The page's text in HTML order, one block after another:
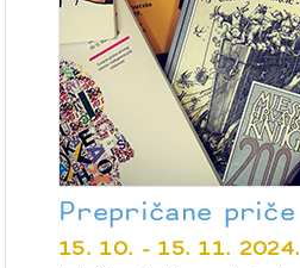
Prepričane priče
15. 10. - 15. 11. 2024.